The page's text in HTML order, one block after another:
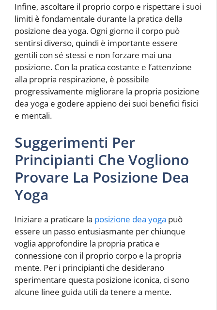
Infine, ascoltare il proprio corpo e rispettare i suoi
limiti è fondamentale durante la pratica della
posizione dea yoga. Ogni giorno il corpo può
sentirsi diverso, quindi è importante essere
gentili con sé stessi e non forzare mai una
posizione. Con la pratica costante e l’attenzione
alla propria respirazione, è possibile
progressivamente migliorare la propria posizione
dea yoga e godere appieno dei suoi benefici fisici
e mentali.
Suggerimenti Per
Principianti Che Vogliono
Provare La Posizione Dea
Yoga
Iniziare a praticare la posizione dea yoga può
essere un passo entusiasmante per chiunque
voglia approfondire la propria pratica e
connessione con il proprio corpo e la propria
mente. Per i principianti che desiderano
sperimentare questa posizione iconica, ci sono
alcune linee guida utili da tenere a mente.